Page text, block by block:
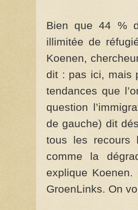
Bien que 44 %
illimitée de
Koenen,
dit : pas ici, mais
tendances que
question
de gauche) dit
tous les recours
comme la
explique
GroenLinks. On